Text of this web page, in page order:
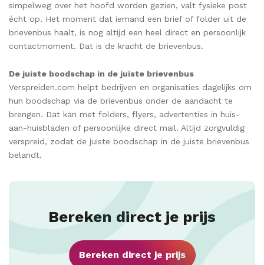
simpelweg over het hoofd worden gezien, valt fysieke post
écht op. Het moment dat iemand een brief of folder uit de
brievenbus haalt, is nog altijd een heel direct en persoonlijk
contactmoment. Dat is de kracht de brievenbus.
De juiste boodschap in de juiste brievenbus
Verspreiden.com helpt bedrijven en organisaties dagelijks om
hun boodschap via de brievenbus onder de aandacht te
brengen. Dat kan met folders, flyers, advertenties in huis-
aan-huisbladen of persoonlijke direct mail. Altijd zorgvuldig
verspreid, zodat de juiste boodschap in de juiste brievenbus
belandt.
Bereken direct je prijs
Bereken direct je prijs